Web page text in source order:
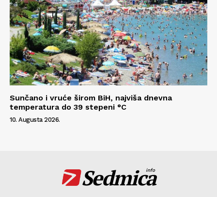
Sunčano i vruće širom BiH, najviša dnevna
temperatura do 39 stepeni °C
10. Augusta 2026.
Sedmica
info